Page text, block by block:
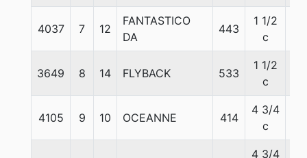
4037 7 12
FANTASTICO
DA
443
1 1/2
c
3649 8 14 FLYBACK 533
1 1/2
c
4105 9 10 OCEANNE 414
4 3/4
c
4 3/4